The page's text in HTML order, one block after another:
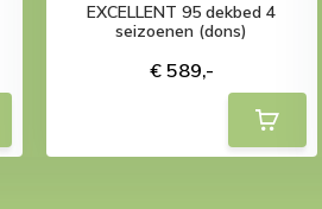
EXCELLENT 95 dekbed 4
seizoenen (dons)
€ 589,-